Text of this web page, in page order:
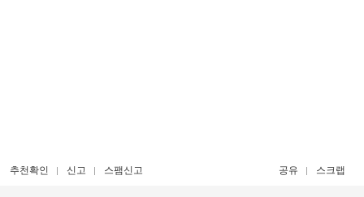
추천확인 신고 스팸신고 공유 스크랩